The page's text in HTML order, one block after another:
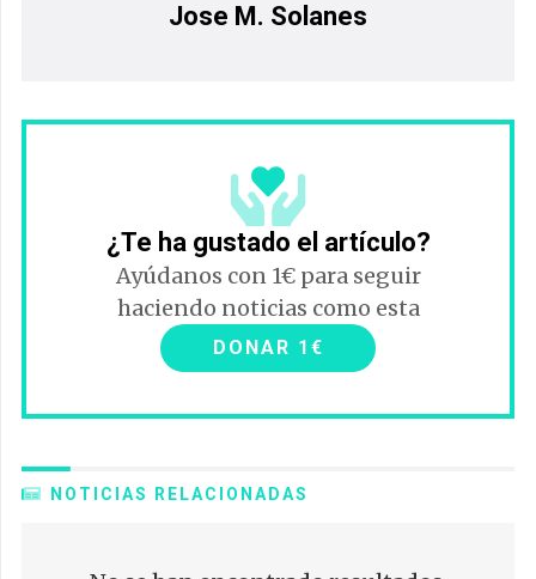
Jose M. Solanes
¿Te ha gustado el artículo?
Ayúdanos con 1€ para seguir
haciendo noticias como esta
DONAR 1€
NOTICIAS RELACIONADAS